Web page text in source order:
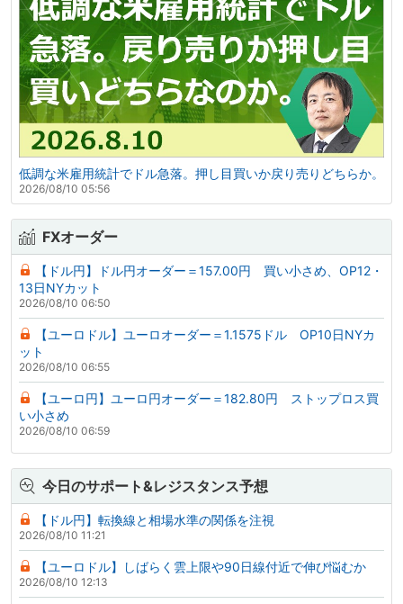
低調な米雇用統計でドル急落。押し目買いか戻り売りどちらか。
2026/08/10 05:56
FXオーダー
【ドル円】ドル円オーダー＝157.00円 買い小さめ、OP12・
13日NYカット
2026/08/10 06:50
【ユーロドル】ユーロオーダー＝1.1575ドル OP10日NYカ
ット
2026/08/10 06:55
【ユーロ円】ユーロ円オーダー＝182.80円 ストップロス買
い小さめ
2026/08/10 06:59
今日のサポート&レジスタンス予想
【ドル円】転換線と相場水準の関係を注視
2026/08/10 11:21
【ユーロドル】しばらく雲上限や90日線付近で伸び悩むか
2026/08/10 12:13